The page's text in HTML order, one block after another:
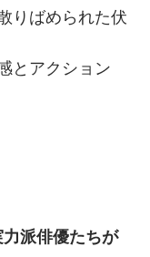
りばめられた伏
とアクション
力派俳優たちが